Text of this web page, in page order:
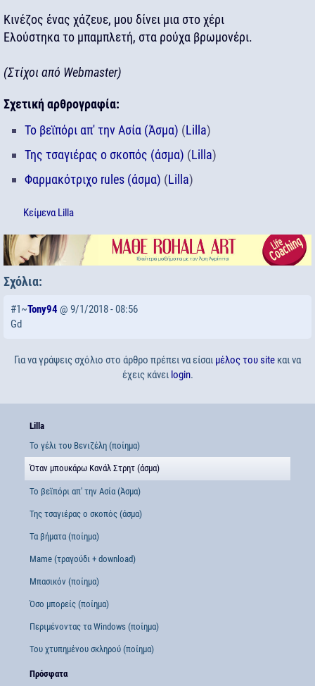
Κινέζος ένας χάζευε, μου δίνει μια στο χέρι
Ελούστηκα το μπαμπλετή, στα ρούχα βρωμονέρι.
(Στίχοι από Webmaster)
Σχετική αρθρογραφία:
Το βεϊπόρι απ' την Ασία (Άσμα) (Lilla)
Της τσαγιέρας ο σκοπός (άσμα) (Lilla)
Φαρμακότριχο rules (άσμα) (Lilla)
Κείμενα Lilla
Σχόλια:
#1~Tony94 @ 9/1/2018 - 08:56
Gd
Για να γράψεις σχόλιο στο άρθρο πρέπει να είσαι μέλος του site και να
έχεις κάνει login.
Lilla
Το γέλι του Βενιζέλη (ποίημα)
Όταν μπουκάρω Κανάλ Στρητ (άσμα)
Το βεϊπόρι απ' την Ασία (Άσμα)
Της τσαγιέρας ο σκοπός (άσμα)
Τα βήματα (ποίημα)
Mame (τραγούδι + download)
Μπασικόν (ποίημα)
Όσο μπορείς (ποίημα)
Περιμένοντας τα Windows (ποίημα)
Του χτυπημένου σκληρού (ποίημα)
Πρόσφατα